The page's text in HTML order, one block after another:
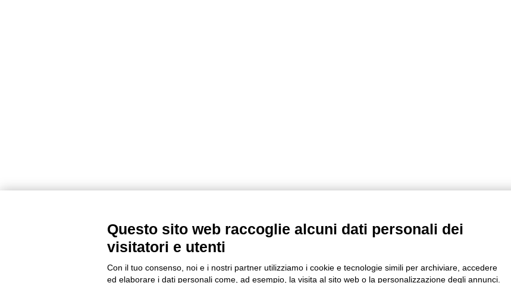
Questo sito web raccoglie alcuni dati personali dei
visitatori e utenti
Con il tuo consenso, noi e i nostri partner utilizziamo i cookie e tecnologie simili per archiviare, accedere
ed elaborare i dati personali come, ad esempio, la visita al sito web o la personalizzazione degli annunci.